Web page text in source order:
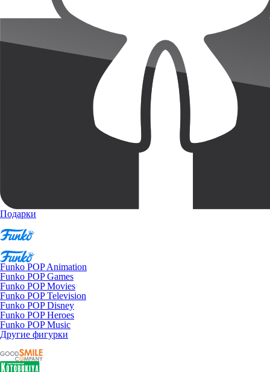
Подарки
Funko POP Animation
Funko POP Games
Funko POP Movies
Funko POP Television
Funko POP Disney
Funko POP Heroes
Funko POP Music
Другие фигурки